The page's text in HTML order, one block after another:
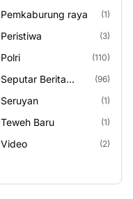
Raya 4
Pemkaburung raya (1)
Peristiwa (3)
Polri (110)
Seputar Berita
Murung Raya
(96)
Seruyan (1)
Teweh Baru (1)
Video (2)